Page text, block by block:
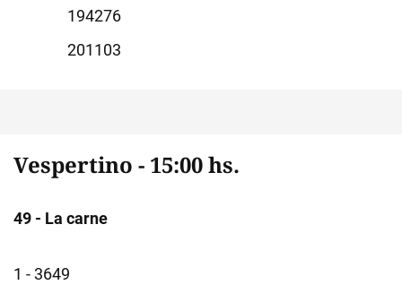
4276
1103
Vespertino - 15:00 hs.
49 - La carne
1 - 3649